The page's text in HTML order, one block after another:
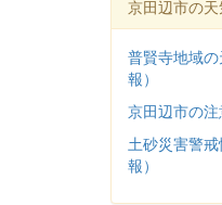
京田辺市の
普賢寺地域
報）
京田辺市の
土砂災害警
報）